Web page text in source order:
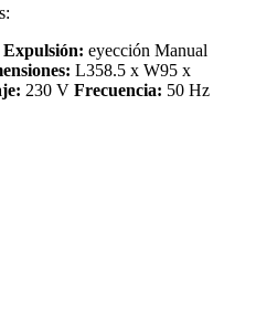
Expulsión: eyección Manual
L358.5 x W95 x
230 V Frecuencia: 50 Hz